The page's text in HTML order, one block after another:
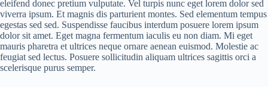
eleifend donec pretium vulputate. Vel turpis nunc eget lorem dolor sed
viverra ipsum. Et magnis dis parturient montes. Sed elementum tempus
egestas sed sed. Suspendisse faucibus interdum posuere lorem ipsum
dolor sit amet. Eget magna fermentum iaculis eu non diam. Mi eget
mauris pharetra et ultrices neque ornare aenean euismod. Molestie ac
feugiat sed lectus. Posuere sollicitudin aliquam ultrices sagittis orci a
scelerisque purus semper.